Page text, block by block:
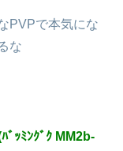
PVPで本気にな
な
ﾞｯﾐﾝｸﾞｸ MM2b-